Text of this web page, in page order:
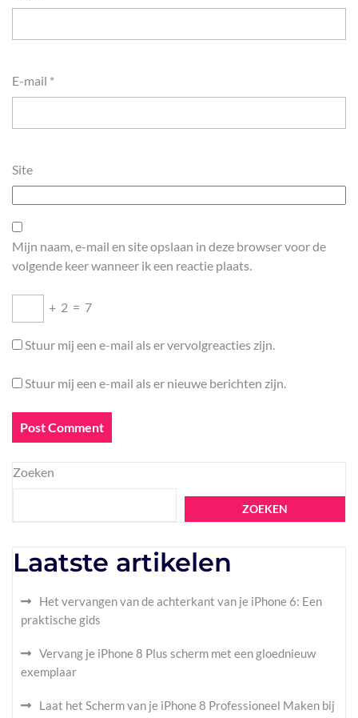
E-mail *
Site
Mijn naam, e-mail en site opslaan in deze browser voor de
volgende keer wanneer ik een reactie plaats.
+ 2 = 7
Stuur mij een e-mail als er vervolgreacties zijn.
Stuur mij een e-mail als er nieuwe berichten zijn.
Zoeken
ZOEKEN
Laatste artikelen
Het vervangen van de achterkant van je iPhone 6: Een
praktische gids
Vervang je iPhone 8 Plus scherm met een gloednieuw
exemplaar
Laat het Scherm van je iPhone 8 Professioneel Maken bij